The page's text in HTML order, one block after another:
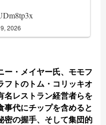
2026
ー・メイヤー氏、モモフ
フトのトム・コリッキオ
名レストラン経営者らを
事代にチップを含めると
密の握手、そして集団的